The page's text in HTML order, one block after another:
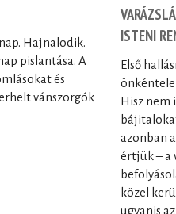
Hajnalodik.
pislantása. A
és
vánszorgók
ISTENI
Első
Hisz nem
azonban
értjük – a
közel
ugyanis